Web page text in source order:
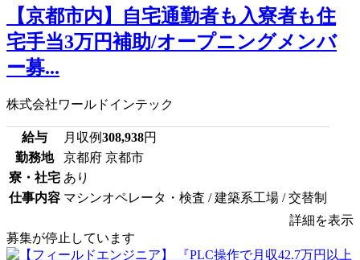
【京都市内】自宅通勤者も入寮者も住
宅手当3万円補助/オープニングメンバ
ー募...
株式会社ワールドインテック
給与 月収例308,938円
勤務地
京都府 京都市
寮・社宅 あり
仕事内容 マシンオペレータ・検査 / 建築系工場 / 交替制
詳細を表示
募集が停止しています